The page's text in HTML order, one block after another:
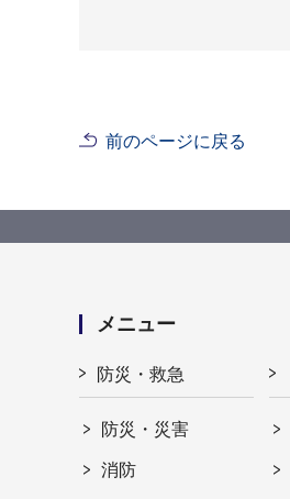
前のページに戻る
メニュー
防災・救急
防災・災害
消防